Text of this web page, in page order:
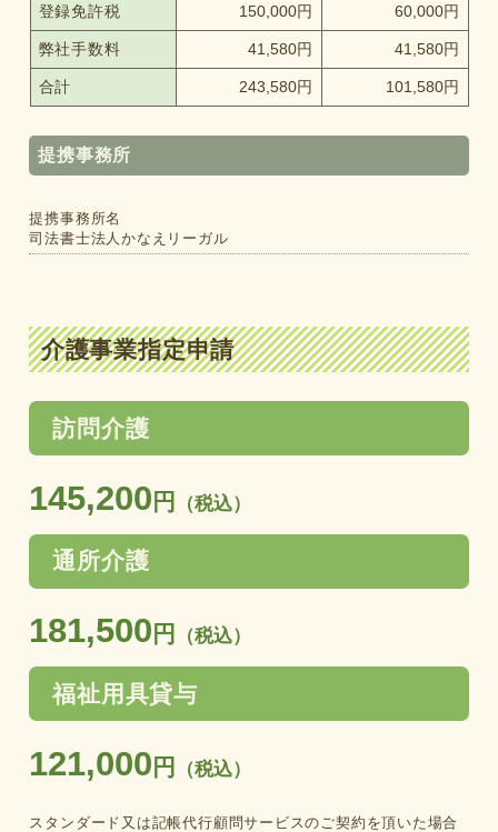
登録免許税 150,000円 60,000円
弊社手数料 41,580円 41,580円
合計 243,580円 101,580円
提携事務所
提携事務所名
司法書士法人かなえリーガル
介護事業指定申請
訪問介護
145,200 円 （税込）
通所介護
181,500 円 （税込）
福祉用具貸与
121,000 円 （税込）
スタンダード又は記帳代行顧問サービスのご契約を頂いた場合